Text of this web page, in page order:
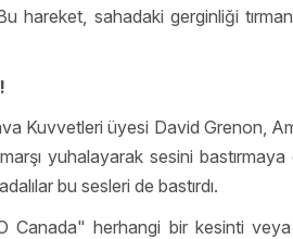
hareket, sahadaki gerginliği
Kuvvetleri üyesi David Grenon,
yuhalayarak sesini bastırmaya
bu sesleri de bastırdı.
Canada" herhangi bir kesinti